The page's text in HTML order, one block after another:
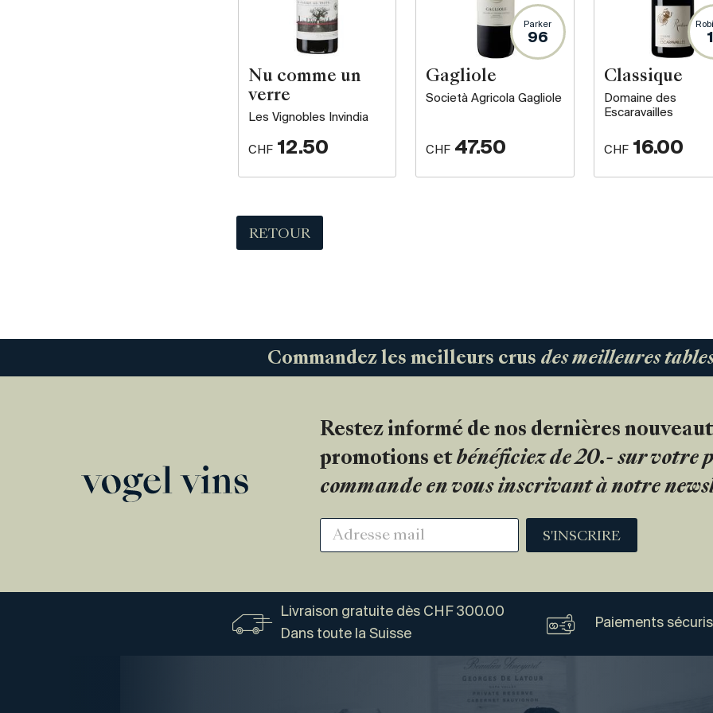
Nu comme un
verre
Les Vignobles Invindia
CHF 12.50
Parker
96
Gagliole
Società Agricola Gagliole
CHF 47.50
Classique
Domaine des
Escaravailles
CHF 16.00
RETOUR
Commandez les meilleurs crus des meilleures
Restez informé de nos dernières
promotions et bénéficiez de 20.- sur votre
commande en vous inscrivant à notre
S'INSCRIRE
Livraison gratuite dès CHF 300.00
Dans toute la Suisse
Paiements
Vogel
Vins